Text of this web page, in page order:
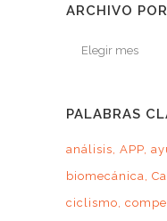
ARCHIVO
Archivo
PALABRAS
análisis APP
biomecánica
ciclismo